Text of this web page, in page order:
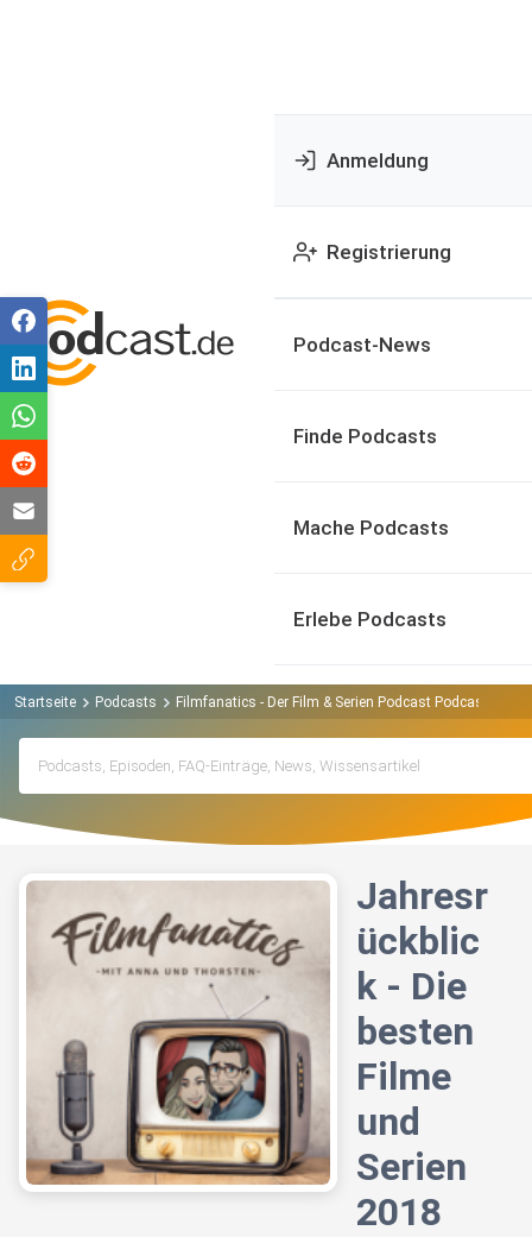
Anmeldung
Registrierung
Podcast-News
Finde Podcasts
Mache Podcasts
Erlebe Podcasts
Startseite Podcasts Filmfanatics - Der Film & Serien Podcast Podcast
Jahresr
ückblic
k - Die
besten
Filme
und
Serien
2018